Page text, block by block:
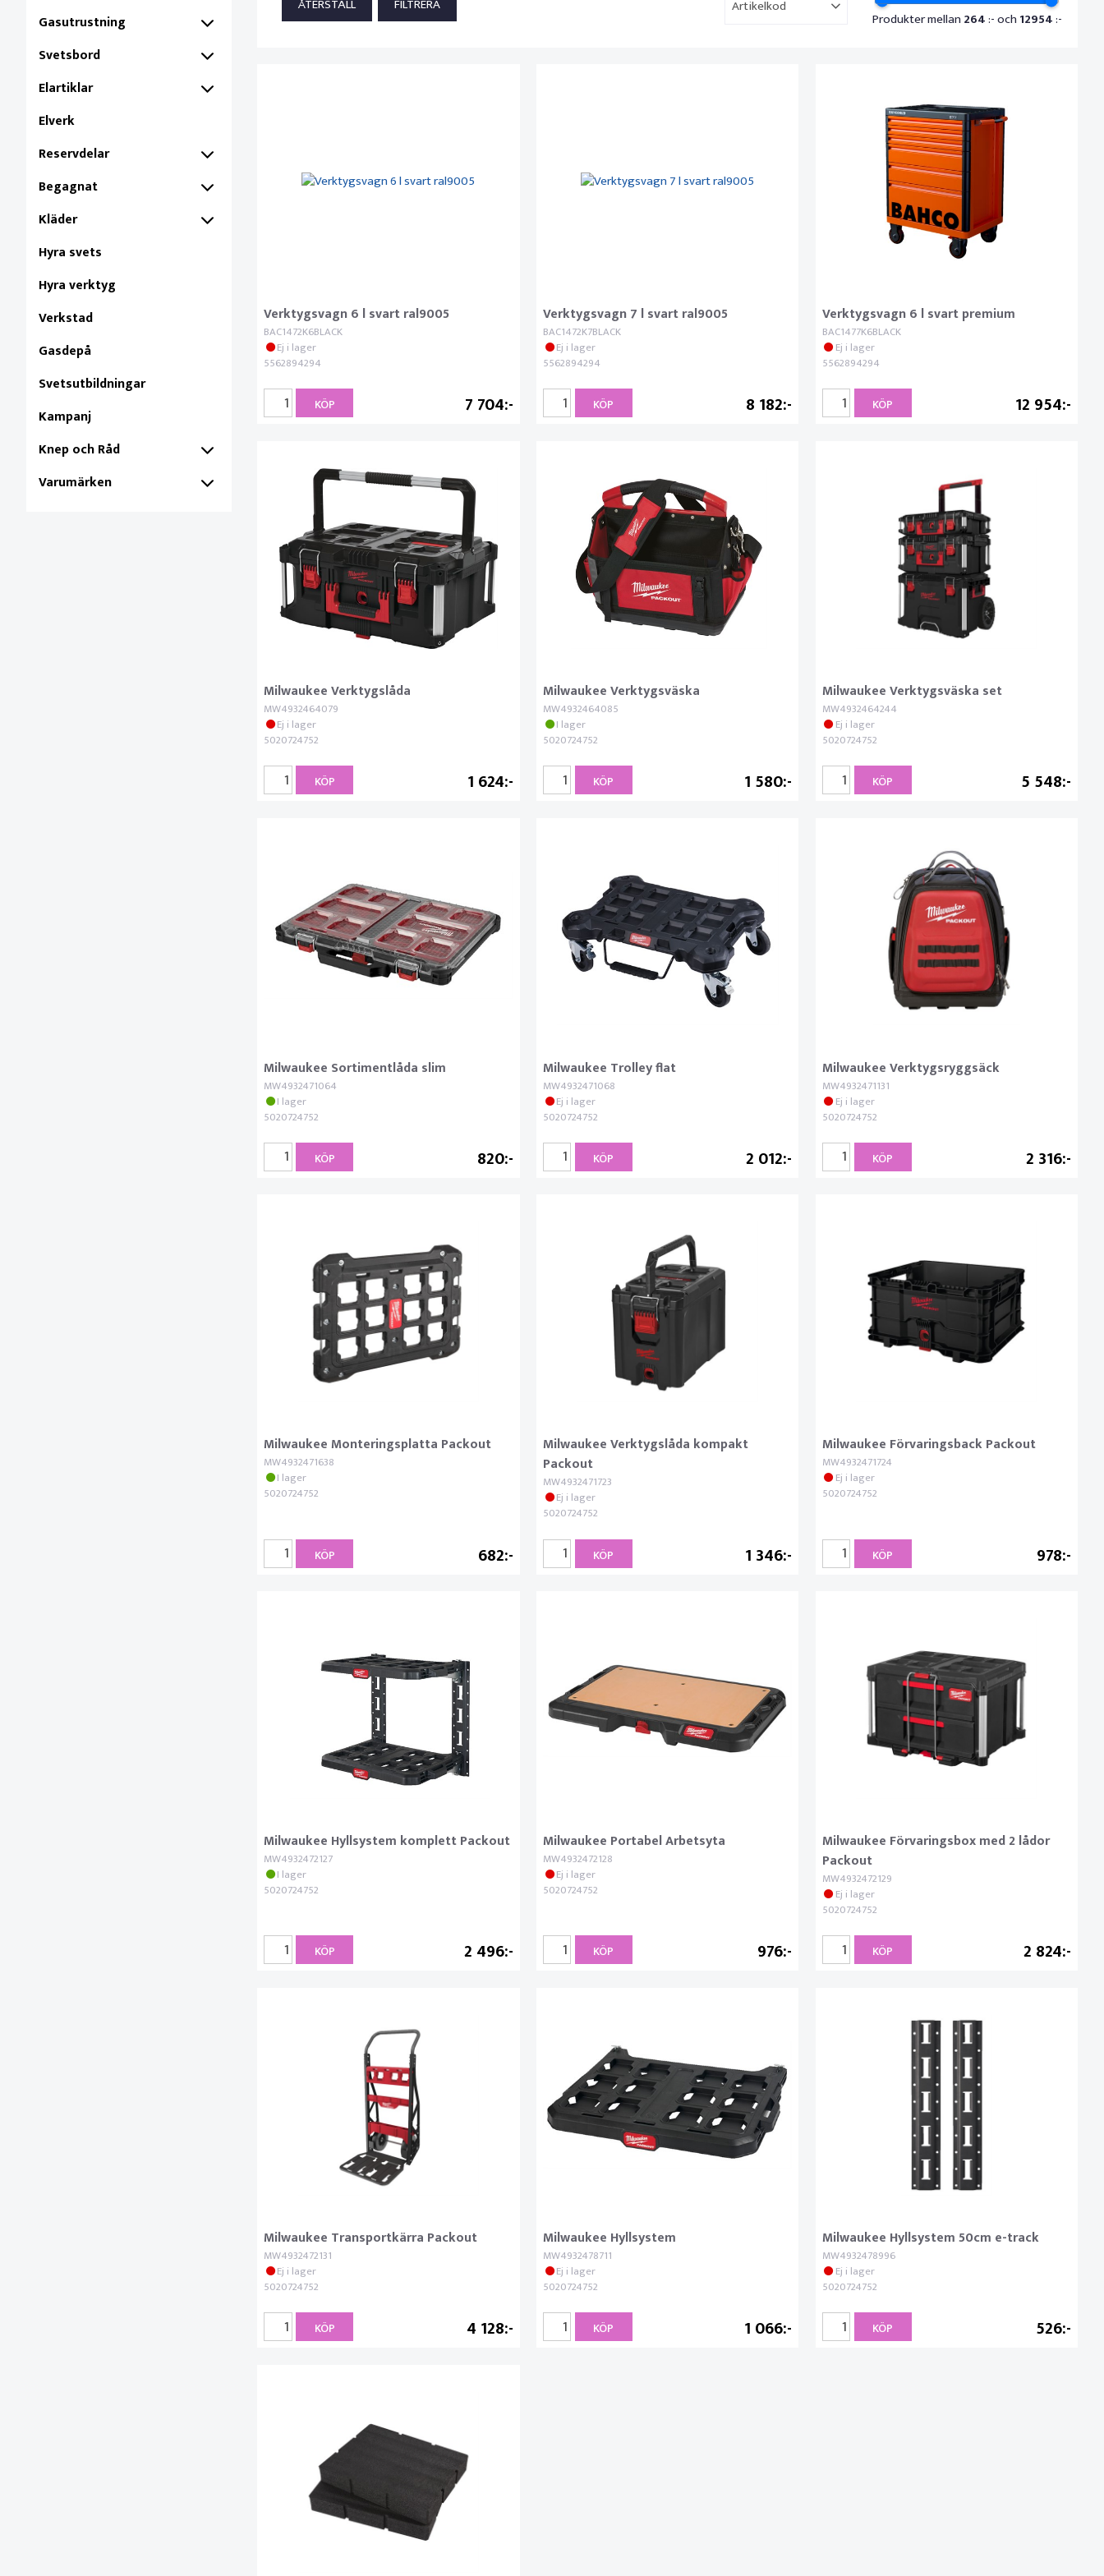
Gasutrustning
Svetsbord
Elartiklar
Elverk
Reservdelar
Begagnat
Kläder
Hyra svets
Hyra verktyg
Verkstad
Gasdepå
Svetsutbildningar
Kampanj
Knep och Råd
Varumärken
Artikelkod
Produkter mellan 264:- och 12954:-
Verktygsvagn 6 l svart ral9005
BAC1472K6BLACK
Ej i lager
5562894294
7 704
KÖP
Verktygsvagn 7 l svart ral9005
BAC1472K7BLACK
Ej i lager
5562894294
8 182
KÖP
Verktygsvagn 6 l svart premium
BAC1477K6BLACK
Ej i lager
5562894294
12 954
KÖP
Milwaukee Verktygslåda
MW4932464079
Ej i lager
5020724752
1 624
KÖP
Milwaukee Verktygsväska
MW4932464085
I lager
5020724752
1 580
KÖP
Milwaukee Verktygsväska set
MW4932464244
Ej i lager
5020724752
5 548
KÖP
Milwaukee Sortimentlåda slim
MW4932471064
I lager
5020724752
820
KÖP
Milwaukee Trolley flat
MW4932471068
Ej i lager
5020724752
2 012
KÖP
Milwaukee Verktygsryggsäck
MW4932471131
Ej i lager
5020724752
2 316
KÖP
Milwaukee Monteringsplatta Packout
MW4932471638
I lager
5020724752
682
KÖP
Milwaukee Verktygslåda kompakt
Packout
MW4932471723
Ej i lager
5020724752
1 346
KÖP
Milwaukee Förvaringsback Packout
MW4932471724
Ej i lager
5020724752
978
KÖP
Milwaukee Hyllsystem komplett Packout
MW4932472127
I lager
5020724752
2 496
KÖP
Milwaukee Portabel Arbetsyta
MW4932472128
Ej i lager
5020724752
976
KÖP
Milwaukee Förvaringsbox med 2 lådor
Packout
MW4932472129
Ej i lager
5020724752
2 824
KÖP
Milwaukee Transportkärra Packout
MW4932472131
Ej i lager
5020724752
4 128
KÖP
Milwaukee Hyllsystem
MW4932478711
Ej i lager
5020724752
1 066
KÖP
Milwaukee Hyllsystem 50cm e-track
MW4932478996
Ej i lager
5020724752
526
KÖP